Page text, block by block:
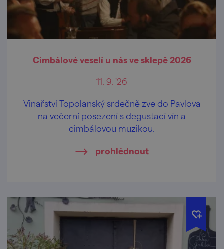
Cimbálové veselí u nás ve sklepě 2026
11. 9. '26
Vinařství Topolanský srdečně zve do Pavlova
na večerní posezení s degustací vín a
cimbálovou muzikou.
prohlédnout